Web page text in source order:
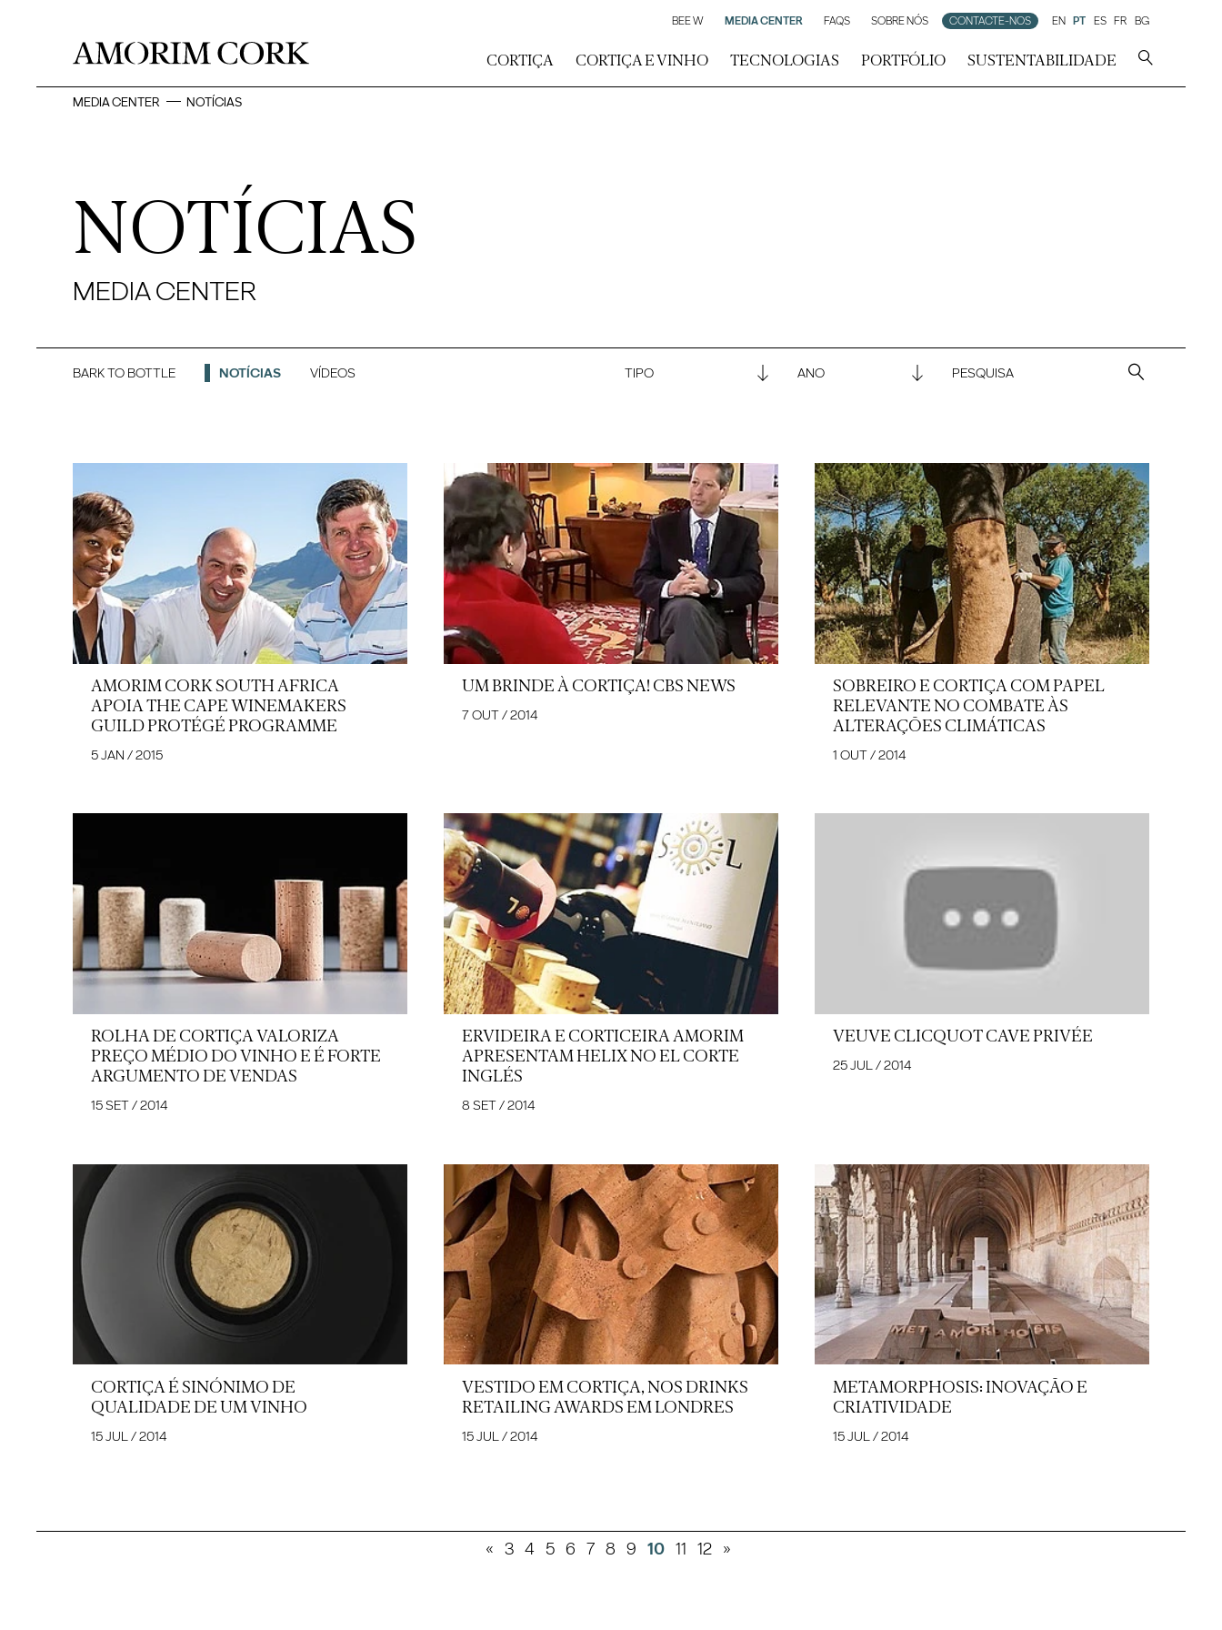
CORTIÇA CORTIÇA E VINHO TECNOLOGIAS PORTFÓLIO SUSTENTABILIDADE
BEE W MEDIA CENTER FAQS SOBRE NÓS CONTACTE-NOS EN PT ES FR BG
MEDIA CENTER NOTÍCIAS
NOTÍCIAS
MEDIA CENTER
BARK TO BOTTLE NOTÍCIAS VÍDEOS
AMORIM CORK SOUTH AFRICA
APOIA THE CAPE WINEMAKERS
GUILD PROTÉGÉ PROGRAMME
5 JAN / 2015
UM BRINDE À CORTIÇA! CBS NEWS
7 OUT / 2014
SOBREIRO E CORTIÇA COM PAPEL
RELEVANTE NO COMBATE ÀS
ALTERAÇÕES CLIMÁTICAS
1 OUT / 2014
ROLHA DE CORTIÇA VALORIZA
PREÇO MÉDIO DO VINHO E É FORTE
ARGUMENTO DE VENDAS
15 SET / 2014
ERVIDEIRA E CORTICEIRA AMORIM
APRESENTAM HELIX NO EL CORTE
INGLÉS
8 SET / 2014
VEUVE CLICQUOT CAVE PRIVÉE
25 JUL / 2014
CORTIÇA É SINÓNIMO DE
QUALIDADE DE UM VINHO
15 JUL / 2014
VESTIDO EM CORTIÇA, NOS DRINKS
RETAILING AWARDS EM LONDRES
15 JUL / 2014
METAMORPHOSIS: INOVAÇÃO E
CRIATIVIDADE
15 JUL / 2014
« 3 4 5 6 7 8 9 10 11 12 »